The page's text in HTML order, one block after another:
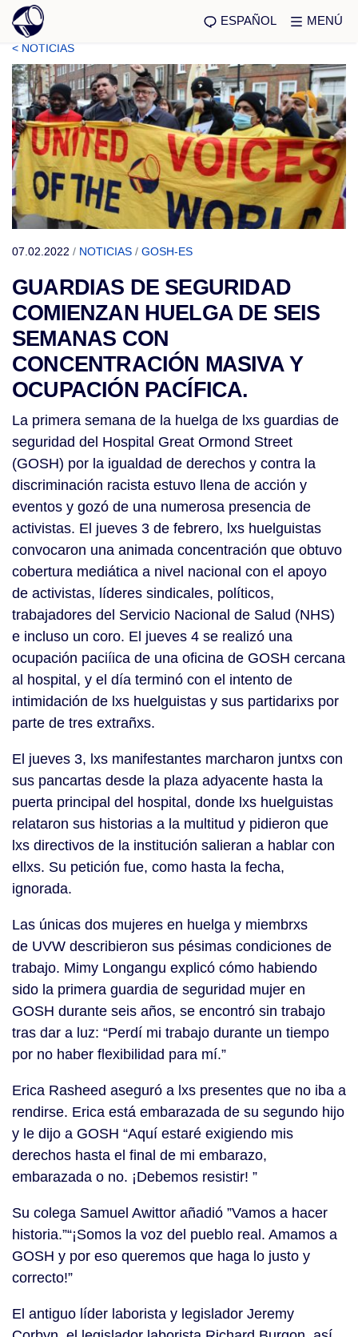
ESPAÑOL MENÚ
< NOTICIAS
07.02.2022 / NOTICIAS / GOSH-ES
GUARDIAS DE SEGURIDAD
COMIENZAN HUELGA DE SEIS
SEMANAS CON
CONCENTRACIÓN MASIVA Y
OCUPACIÓN PACÍFICA.
La primera semana de la huelga de lxs guardias de
seguridad del Hospital Great Ormond Street
(GOSH) por la igualdad de derechos y contra la
discriminación racista estuvo llena de acción y
eventos y gozó de una numerosa presencia de
activistas. El jueves 3 de febrero, lxs huelguistas
convocaron una animada concentración que obtuvo
cobertura mediática a nivel nacional con el apoyo
de activistas, líderes sindicales, políticos,
trabajadores del Servicio Nacional de Salud (NHS)
e incluso un coro. El jueves 4 se realizó una
ocupación paciíica de una oficina de GOSH cercana
al hospital, y el día terminó con el intento de
intimidación de lxs huelguistas y sus partidarixs por
parte de tres extrañxs.
El jueves 3, lxs manifestantes marcharon juntxs con
sus pancartas desde la plaza adyacente hasta la
puerta principal del hospital, donde lxs huelguistas
relataron sus historias a la multitud y pidieron que
lxs directivos de la institución salieran a hablar con
ellxs. Su petición fue, como hasta la fecha,
ignorada.
Las únicas dos mujeres en huelga y miembrxs
de UVW describieron sus pésimas condiciones de
trabajo. Mimy Longangu explicó cómo habiendo
sido la primera guardia de seguridad mujer en
GOSH durante seis años, se encontró sin trabajo
tras dar a luz: “Perdí mi trabajo durante un tiempo
por no haber flexibilidad para mí.”
Erica Rasheed aseguró a lxs presentes que no iba a
rendirse. Erica está embarazada de su segundo hijo
y le dijo a GOSH “Aquí estaré exigiendo mis
derechos hasta el final de mi embarazo,
embarazada o no. ¡Debemos resistir! ”
Su colega Samuel Awittor añadió ”Vamos a hacer
historia.”“¡Somos la voz del pueblo real. Amamos a
GOSH y por eso queremos que haga lo justo y
correcto!”
El antiguo líder laborista y legislador Jeremy